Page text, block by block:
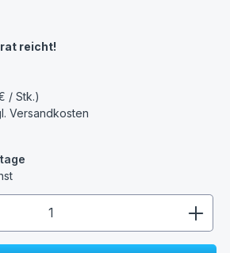
reicht!
/ Stk.)
Versandkosten